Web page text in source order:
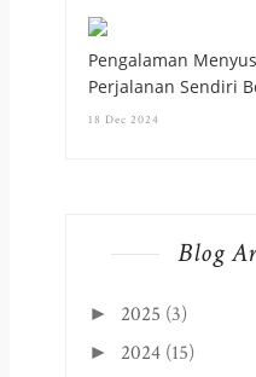
Pengalaman
Perjalanan Sendiri
18 Dec 2024
Blog
► 2025 (3)
► 2024 (15)